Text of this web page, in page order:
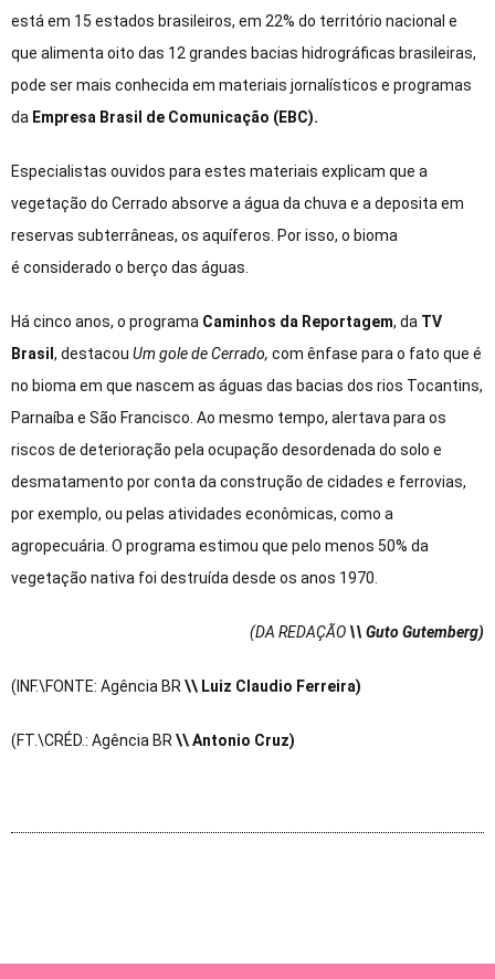
está em 15 estados brasileiros, em 22% do território nacional e
que alimenta oito das 12 grandes bacias hidrográficas brasileiras,
pode ser mais conhecida em materiais jornalísticos e programas
da Empresa Brasil de Comunicação (EBC).
Especialistas ouvidos para estes materiais explicam que a
vegetação do Cerrado absorve a água da chuva e a deposita em
reservas subterrâneas, os aquíferos. Por isso, o bioma
é considerado o berço das águas.
Há cinco anos, o programa Caminhos da Reportagem, da TV
Brasil , destacou Um gole de Cerrado, com ênfase para o fato que é
no bioma em que nascem as águas das bacias dos rios Tocantins,
Parnaíba e São Francisco. Ao mesmo tempo, alertava para os
riscos de deterioração pela ocupação desordenada do solo e
desmatamento por conta da construção de cidades e ferrovias,
por exemplo, ou pelas atividades econômicas, como a
agropecuária. O programa estimou que pelo menos 50% da
vegetação nativa foi destruída desde os anos 1970.
(DA REDAÇÃO \\ Guto Gutemberg)
(INF.\FONTE: Agência BR\\ Luiz Claudio Ferreira)
(FT.\CRÉD.: Agência BR\\ Antonio Cruz)